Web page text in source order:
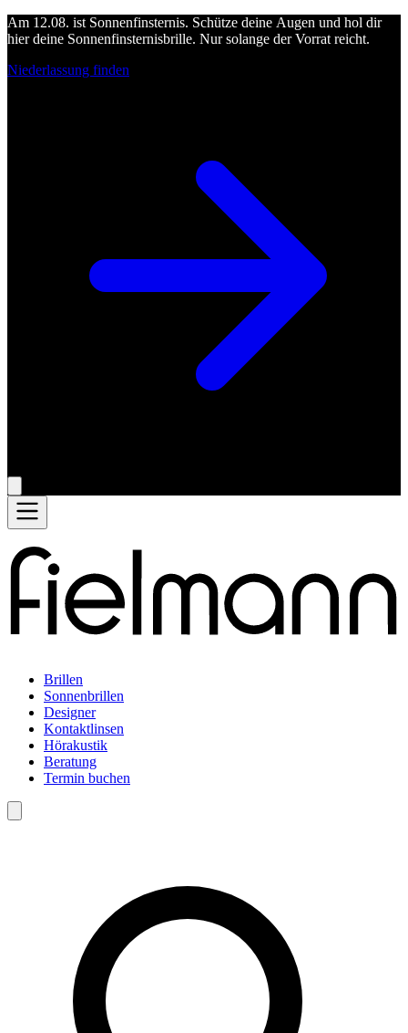
Am 12.08. ist Sonnenfinsternis. Schütze deine Augen und hol dir
hier deine Sonnenfinsternisbrille. Nur solange der Vorrat reicht.
Niederlassung finden
Brillen
Sonnenbrillen
Designer
Kontaktlinsen
Hörakustik
Beratung
Termin buchen